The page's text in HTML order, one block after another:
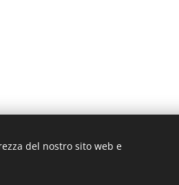
del nostro sito web e